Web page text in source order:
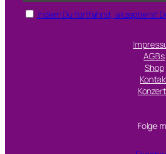
Indem Du fortfährst, akzeptierst
AGBs
Shop
Folge